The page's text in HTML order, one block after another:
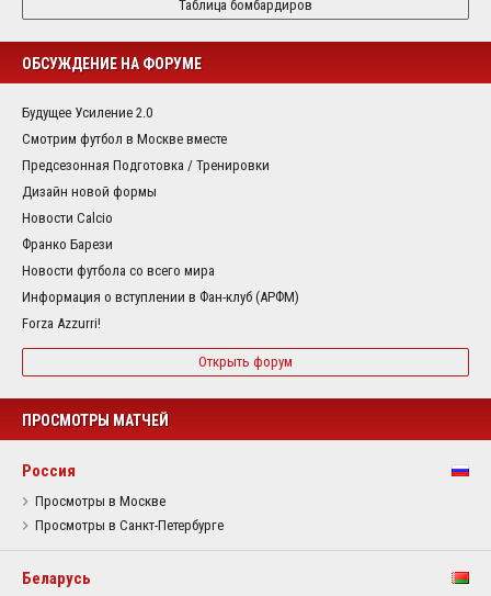
Таблица бомбардиров
ОБСУЖДЕНИЕ НА ФОРУМЕ
Будущее Усиление 2.0
Смотрим футбол в Москве вместе
Предсезонная Подготовка / Тренировки
Дизайн новой формы
Новости Calcio
Франко Барези
Новости футбола со всего мира
Информация о вступлении в Фан-клуб (АРФМ)
Forza Azzurri!
Открыть форум
ПРОСМОТРЫ МАТЧЕЙ
Россия
Просмотры в Москве
Просмотры в Санкт-Петербурге
Беларусь